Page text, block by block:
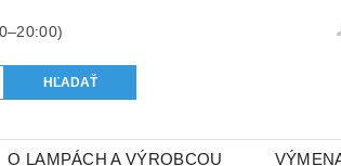
O LAMPÁCH A VÝROBCOU